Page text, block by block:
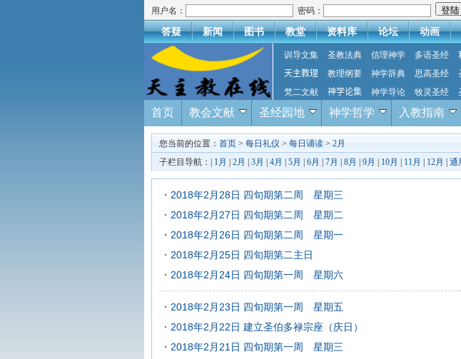
用户名： 密码：
答疑 新闻 图书 教堂 资料库 论坛 动画
训导文集 圣教法典 信理神学 多语圣经
天主教理
教理纲要 神学辞典 思高圣经
梵二文献
神学论集 神学导论 牧灵圣经
首页 教会文献 圣经园地 神学哲学 入教指南
您当前的位置： 首页 > 每日礼仪 > 每日诵读 > 2月
子栏目导航：| 1月 2月 3月 4月 5月 6月 7月 8月 9月 10月 11月 12月 通
2018年2月28日 四旬期第二周 星期三
2018年2月27日 四旬期第二周 星期二
2018年2月26日 四旬期第二周 星期一
2018年2月25日 四旬期第二主日
2018年2月24日 四旬期第一周 星期六
2018年2月23日 四旬期第一周 星期五
2018年2月22日 建立圣伯多禄宗座（庆日）
2018年2月21日 四旬期第一周 星期三